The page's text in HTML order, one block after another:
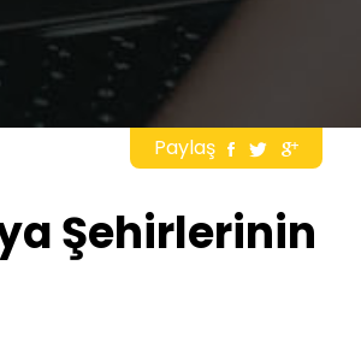
Paylaş
Şehirlerinin